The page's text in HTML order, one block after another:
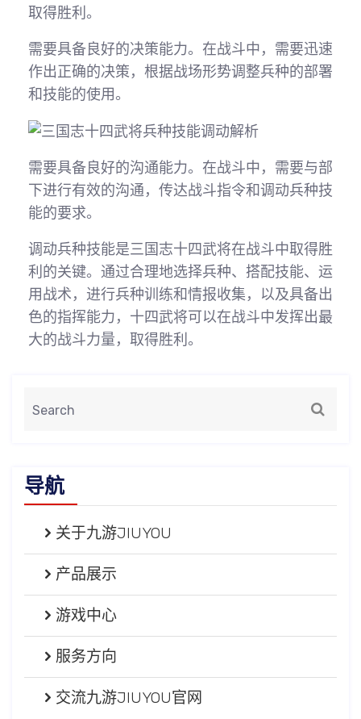
取得胜利。
需要具备良好的决策能力。在战斗中，需要迅速
作出正确的决策，根据战场形势调整兵种的部署
和技能的使用。
需要具备良好的沟通能力。在战斗中，需要与部
下进行有效的沟通，传达战斗指令和调动兵种技
能的要求。
调动兵种技能是三国志十四武将在战斗中取得胜
利的关键。通过合理地选择兵种、搭配技能、运
用战术，进行兵种训练和情报收集，以及具备出
色的指挥能力，十四武将可以在战斗中发挥出最
大的战斗力量，取得胜利。
导航
关于九游JIUYOU
产品展示
游戏中心
服务方向
交流九游JIUYOU官网